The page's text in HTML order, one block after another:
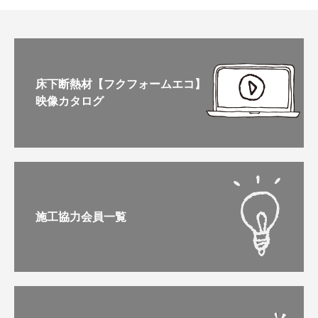
床下断熱材【フクフォームエコ】
映像カタログ
施工協力会員一覧